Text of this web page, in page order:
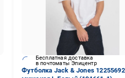
Бесплатная доставка
в почтоматы Эпицентр
Футболка Jack & Jones